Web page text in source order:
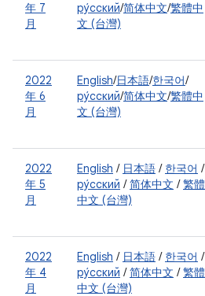
年 7
月
ру́сский/简体中文/繁體中
文 (台灣)
2022
年 6
月
English/日本語/한국어/
ру́сский/简体中文/繁體中
文 (台灣)
2022
年 5
月
English / 日本語 / 한국어 /
ру́сский /简体中文 /繁體
中文 (台灣)
2022
年 4
月
English / 日本語 / 한국어 /
ру́сский /简体中文 /繁體
中文 (台灣)